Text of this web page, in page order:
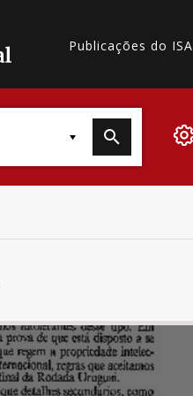
Publicações do ISA